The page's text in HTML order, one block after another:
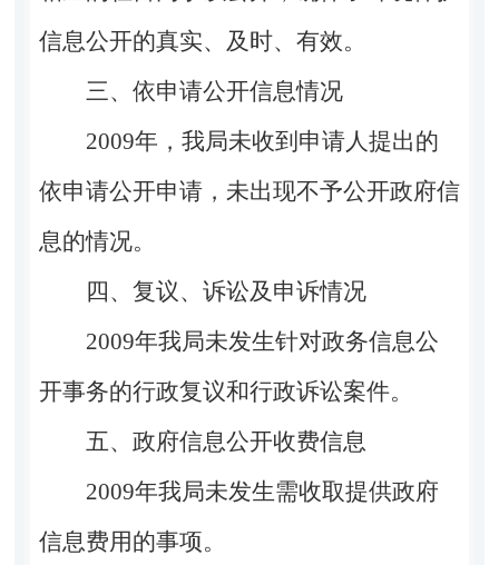
信息公开的真实、及时、有效。
三、依申请公开信息情况
2009年，我局未收到申请人提出的
依申请公开申请，未出现不予公开政府信
息的情况。
四、复议、诉讼及申诉情况
2009年我局未发生针对政务信息公
开事务的行政复议和行政诉讼案件。
五、政府信息公开收费信息
2009年我局未发生需收取提供政府
信息费用的事项。